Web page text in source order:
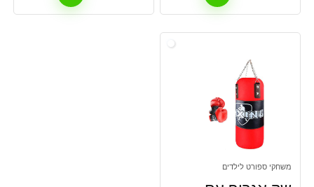
משחקי ספורט לילדים